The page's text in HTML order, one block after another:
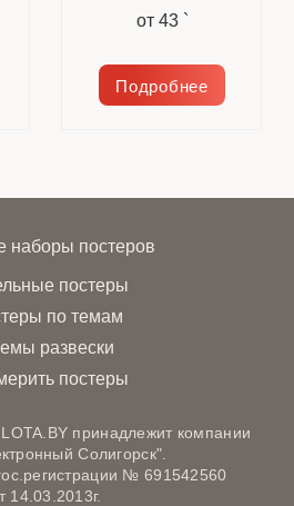
от 43 `
Подробнее
наборы постеров
постеры
по темам
развески
постеры
принадлежит компании
Солигорск".
№ 691542560
14.03.2013г.